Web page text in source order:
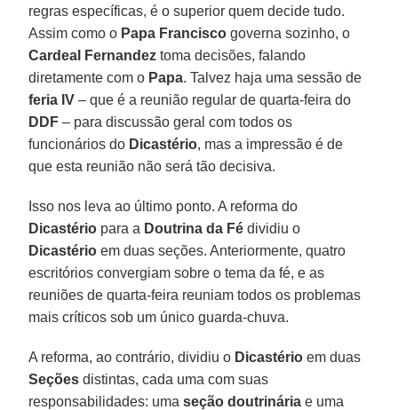
regras específicas, é o superior quem decide tudo.
Assim como o Papa Francisco governa sozinho, o
Cardeal Fernandez toma decisões, falando
diretamente com o Papa. Talvez haja uma sessão de
feria IV – que é a reunião regular de quarta-feira do
DDF – para discussão geral com todos os
funcionários do Dicastério, mas a impressão é de
que esta reunião não será tão decisiva.
Isso nos leva ao último ponto. A reforma do
Dicastério para a Doutrina da Fé dividiu o
Dicastério em duas seções. Anteriormente, quatro
escritórios convergiam sobre o tema da fé, e as
reuniões de quarta-feira reuniam todos os problemas
mais críticos sob um único guarda-chuva.
A reforma, ao contrário, dividiu o Dicastério em duas
Seções distintas, cada uma com suas
responsabilidades: umaseção doutrinária e uma